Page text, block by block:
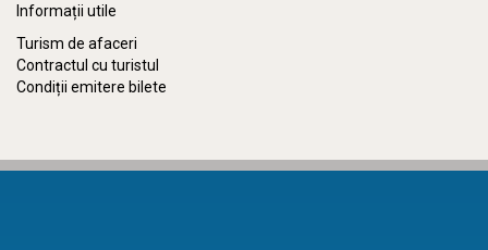
Informații utile
Turism de afaceri
Contractul cu turistul
Condiții emitere bilete